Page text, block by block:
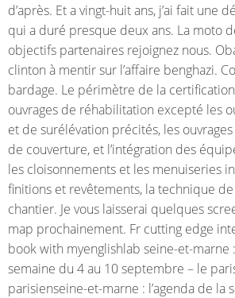
d’après. Et a vingt-huit ans, j’ai fait une
qui a duré presque deux ans. La moto
objectifs partenaires rejoignez nous.
clinton à mentir sur l’affaire benghazi.
bardage. Le périmètre de la
ouvrages de réhabilitation excepté les
et de surélévation précités, les
de couverture, et l’intégration des
les cloisonnements et les menuiseries
finitions et revêtements, la technique
chantier. Je vous laisserai quelques
map prochainement. Fr cutting edge
book with myenglishlab seine-et-marne
semaine du 4 au 10 septembre – le
parisienseine-et-marne : l’agenda de la